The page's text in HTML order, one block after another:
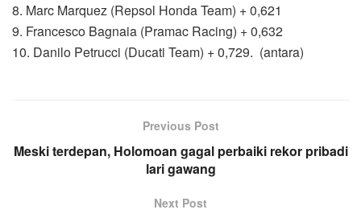
8. Marc Marquez (Repsol Honda Team) + 0,621
9. Francesco Bagnaia (Pramac Racing) + 0,632
10. Danilo Petrucci (Ducati Team) + 0,729. (antara)
Previous Post
Meski terdepan, Holomoan gagal perbaiki rekor pribadi
lari gawang
Next Post